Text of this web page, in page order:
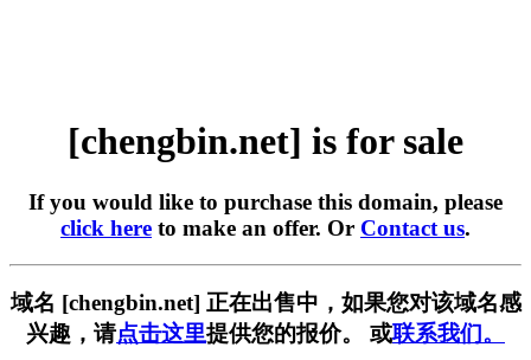
[chengbin.net] is for sale
If you would like to purchase this domain, please
click here to make an offer. Or Contact us.
域名 [chengbin.net] 正在出售中，如果您对该域名感
兴趣，请点击这里提供您的报价。 或联系我们。